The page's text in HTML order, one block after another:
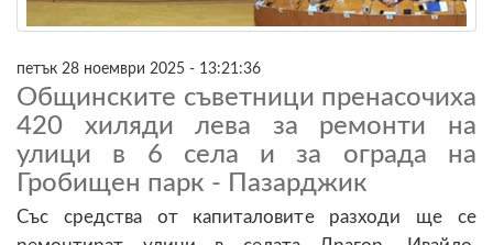
петък 28 ноември 2025 - 13:21:36
Общинските съветници пренасочиха
420 хиляди лева за ремонти на
улици в 6 села и за ограда на
Гробищен парк - Пазарджик
Със средства от капиталовите разходи ще се